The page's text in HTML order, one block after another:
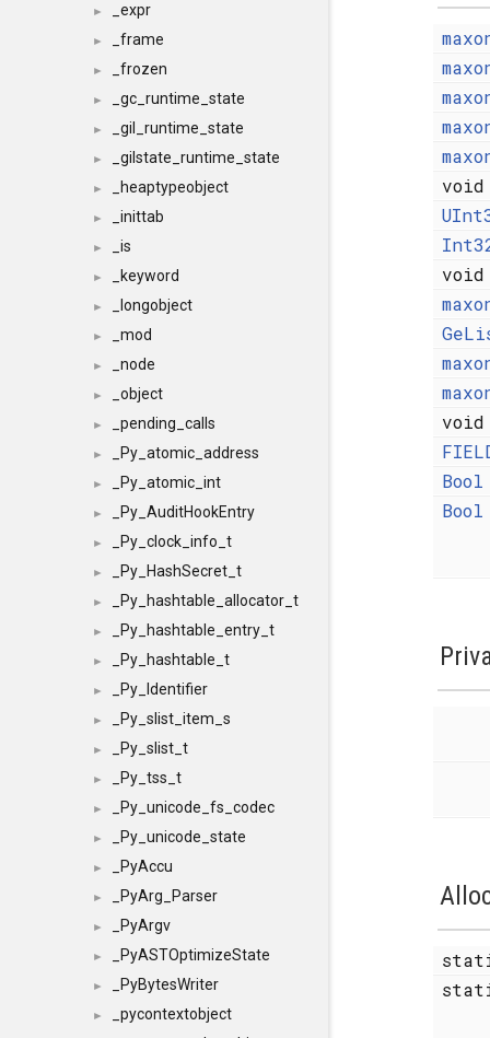
► _expr
► _frame
► _frozen
► _gc_runtime_state
► _gil_runtime_state
► _gilstate_runtime_state
► _heaptypeobject
► _inittab
► _is
► _keyword
► _longobject
► _mod
► _node
► _object
► _pending_calls
► _Py_atomic_address
► _Py_atomic_int
► _Py_AuditHookEntry
► _Py_clock_info_t
► _Py_HashSecret_t
► _Py_hashtable_allocator_t
► _Py_hashtable_entry_t
► _Py_hashtable_t
► _Py_Identifier
► _Py_slist_item_s
► _Py_slist_t
► _Py_tss_t
► _Py_unicode_fs_codec
► _Py_unicode_state
► _PyAccu
► _PyArg_Parser
► _PyArgv
► _PyASTOptimizeState
► _PyBytesWriter
►
_pycontextobject
Bool
Bool